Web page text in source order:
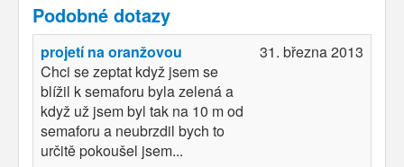
Podobné dotazy
projetí na oranžovou
Chci se zeptat když jsem se
blížil k semaforu byla zelená a
když už jsem byl tak na 10 m od
semaforu a neubrzdil bych to
určitě pokoušel jsem...
31. března 2013